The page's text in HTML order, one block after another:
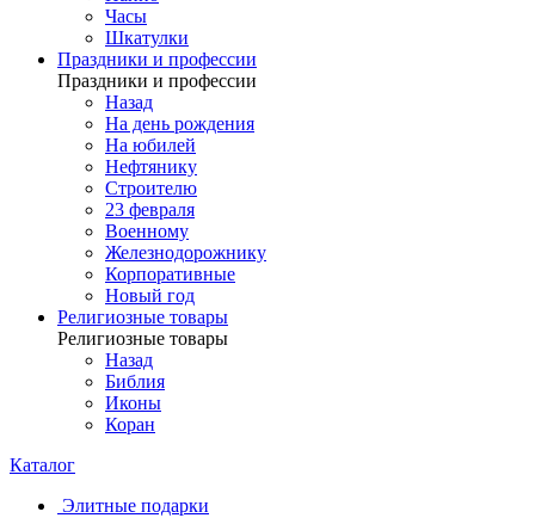
Часы
Шкатулки
Праздники и профессии
Праздники и профессии
Назад
На день рождения
На юбилей
Нефтянику
Строителю
23 февраля
Военному
Железнодорожнику
Корпоративные
Новый год
Религиозные товары
Религиозные товары
Назад
Библия
Иконы
Коран
Каталог
Элитные подарки